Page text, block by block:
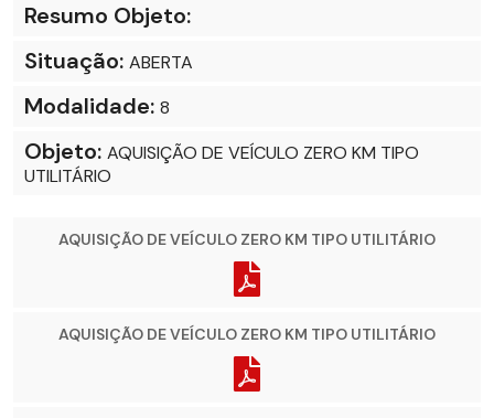
Resumo Objeto:
Situação: ABERTA
Modalidade: 8
Objeto: AQUISIÇÃO DE VEÍCULO ZERO KM TIPO
UTILITÁRIO
AQUISIÇÃO DE VEÍCULO ZERO KM TIPO UTILITÁRIO
AQUISIÇÃO DE VEÍCULO ZERO KM TIPO UTILITÁRIO